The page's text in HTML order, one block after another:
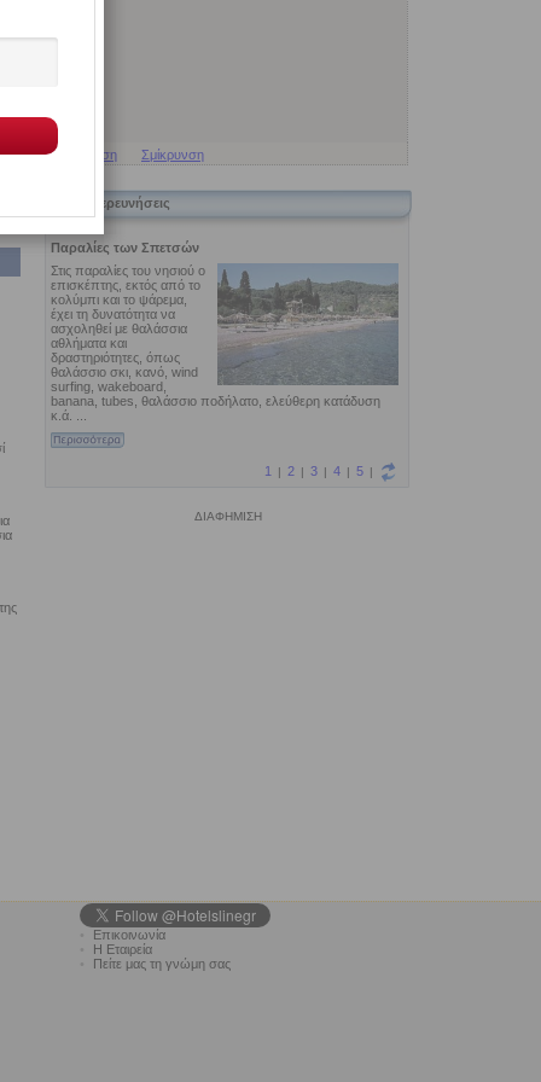
Μεγέθυνση Σμίκρυνση
Εξερευνήσεις
ΔΙΑΦΗΜΙΣΗ
Επικοινωνία
Η Εταιρεία
Πείτε μας τη γνώμη σας